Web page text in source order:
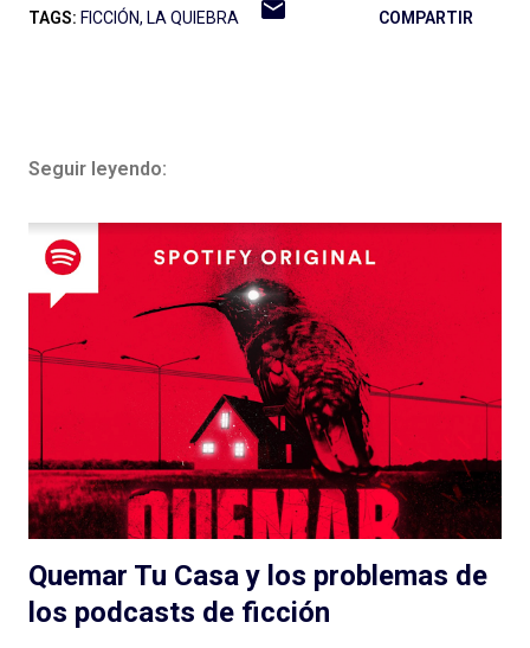
TAGS: FICCIÓN LA QUIEBRA COMPARTIR
Seguir leyendo:
Quemar Tu Casa y los problemas de
los podcasts de ficción